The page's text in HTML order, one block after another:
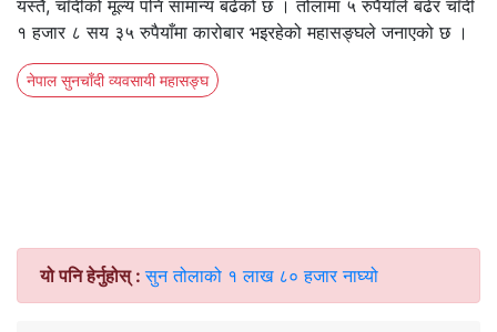
यस्तै, चाँदीको मूल्य पनि सामान्य बढेको छ । तोलामा ५ रुपैयाँले बढेर चाँदी
१ हजार ८ सय ३५ रुपैयाँमा कारोबार भइरहेको महासङ्घले जनाएको छ ।
नेपाल सुनचाँदी व्यवसायी महासङ्घ
यो पनि हेर्नुहोस् :सुन तोलाको १ लाख ८० हजार नाघ्यो